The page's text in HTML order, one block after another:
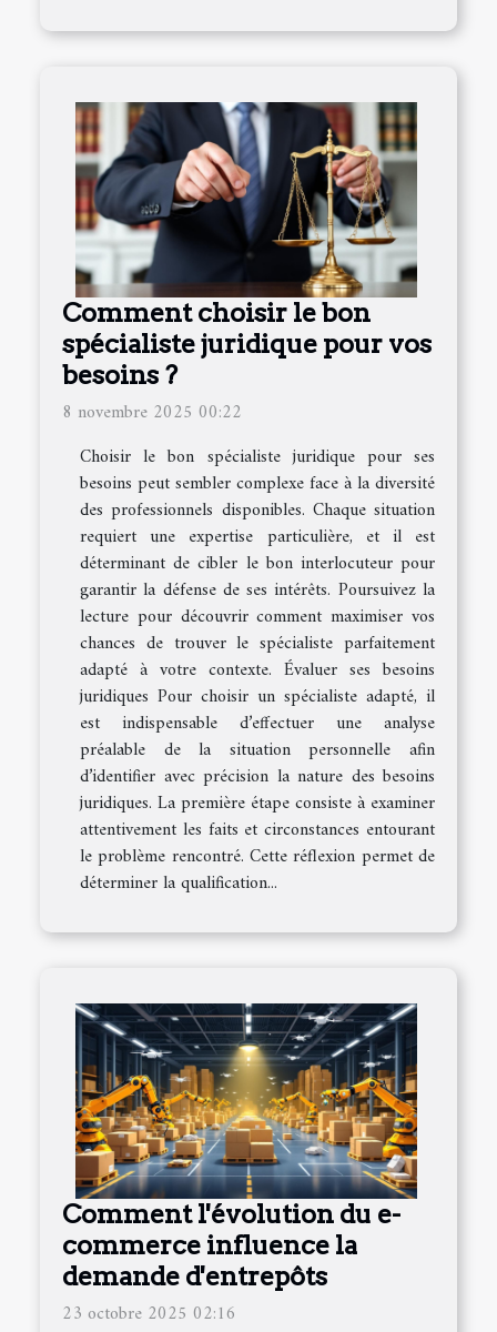
Comment choisir le bon
spécialiste juridique pour vos
besoins ?
8 novembre 2025 00:22
Choisir le bon spécialiste juridique pour ses
besoins peut sembler complexe face à la diversité
des professionnels disponibles. Chaque situation
requiert une expertise particulière, et il est
déterminant de cibler le bon interlocuteur pour
garantir la défense de ses intérêts. Poursuivez la
lecture pour découvrir comment maximiser vos
chances de trouver le spécialiste parfaitement
adapté à votre contexte. Évaluer ses besoins
juridiques Pour choisir un spécialiste adapté, il
est indispensable d’effectuer une analyse
préalable de la situation personnelle afin
d’identifier avec précision la nature des besoins
juridiques. La première étape consiste à examiner
attentivement les faits et circonstances entourant
le problème rencontré. Cette réflexion permet de
déterminer la qualification...
Comment l'évolution du e-
commerce influence la
demande d'entrepôts
23 octobre 2025 02:16